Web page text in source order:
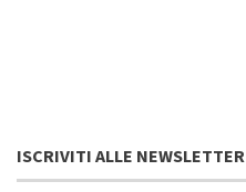
ISCRIVITI ALLE NEWSLETTER